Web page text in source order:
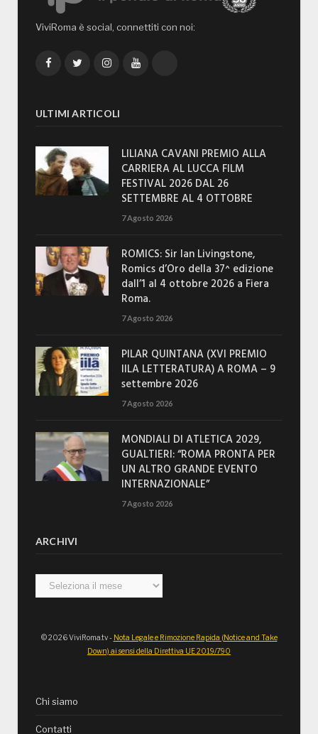
ViviRoma è social, connettiti con noi:
FacebookTwitterInstagramYouTube
ULTIMI ARTICOLI
LILIANA CAVANI PREMIO ALLA
CARRIERA AL LUCCA FILM
FESTIVAL 2026 DAL 26
SETTEMBRE AL 4 OTTOBRE
7 Agosto 2026
ROMICS: Sir Ian Livingstone,
Romics d’Oro della 37^ edizione
dall’1 al 4 ottobre 2026 a Fiera
Roma.
7 Agosto 2026
PILAR QUINTANA (XVI PREMIO
IILA LETTERATURA) A ROMA – 9
settembre 2026
7 Agosto 2026
MONDIALI DI ATLETICA 2029,
GUALTIERI: “ROMA PRONTA PER
UN ALTRO GRANDE EVENTO
INTERNAZIONALE”
7 Agosto 2026
ARCHIVI
Archivi
© 2026 ViviRoma.tv - Nota Legale e Rimozione Rapida (Notice and Take
Down) ai sensi della Direttiva UE 2019/790
Chi siamo
Contatti